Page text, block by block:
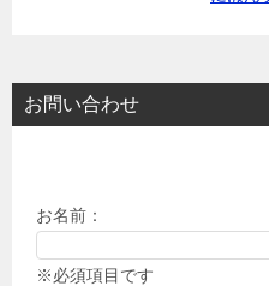
お問い合わせ
お名前：
※必須項目です